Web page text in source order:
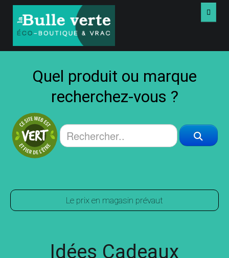
PRODUITS
LIVRES USAGÉS
RECHERCHER
Quel produit ou marque
recherchez-vous ?
Le prix en magasin prévaut
Idées Cadeaux